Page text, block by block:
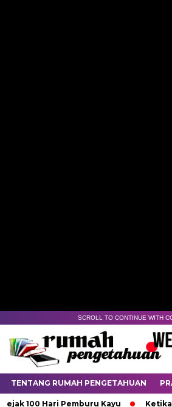
SCROLL TO CONTINUE WITH
TENTANG RUMAH PENGETAHUAN
Hari Pemburu Kayu Ketika